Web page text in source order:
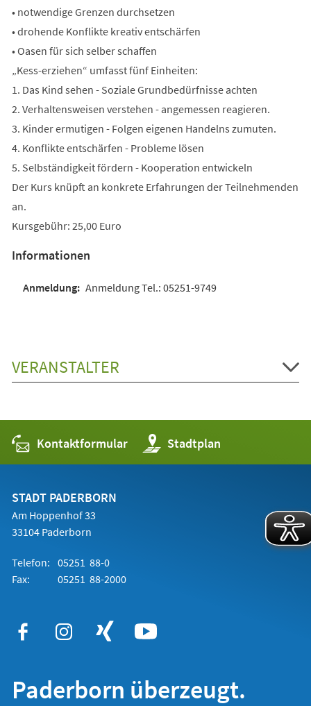
• notwendige Grenzen durchsetzen
• drohende Konflikte kreativ entschärfen
• Oasen für sich selber schaffen
„Kess-erziehen“ umfasst fünf Einheiten:
1. Das Kind sehen - Soziale Grundbedürfnisse achten
2. Verhaltensweisen verstehen - angemessen reagieren.
3. Kinder ermutigen - Folgen eigenen Handelns zumuten.
4. Konflikte entschärfen - Probleme lösen
5. Selbständigkeit fördern - Kooperation entwickeln
Der Kurs knüpft an konkrete Erfahrungen der Teilnehmenden
an.
Kursgebühr: 25,00 Euro
Informationen
Anmeldung Tel.: 05251-9749
VERANSTALTER
Kontaktformular Stadtplan
(Öffnet
in
einem
STADT PADERBORN
Am Hoppenhof 33
33104 Paderborn
Telefon: 05251 88-0
Fax:
05251 88-2000
Paderborn überzeugt.